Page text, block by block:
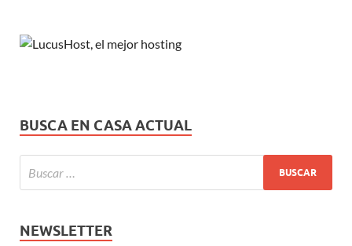
BUSCA EN CASA ACTUAL
NEWSLETTER